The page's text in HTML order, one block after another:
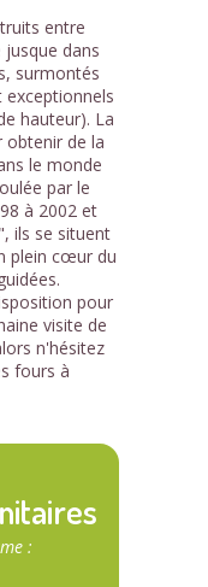
1 /2
entre
dans
surmontés
exceptionnels
hauteur). La
obtenir de la
le monde
par le
à 2002 et
ils se situent
plein cœur du
pour
visite de
n'hésitez
fours à
: